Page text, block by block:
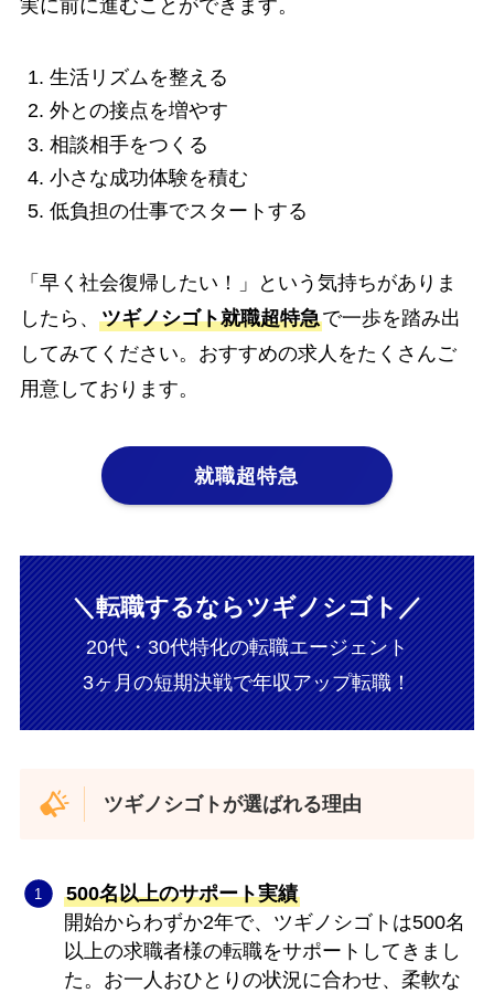
実に前に進むことができます。
生活リズムを整える
外との接点を増やす
相談相手をつくる
小さな成功体験を積む
低負担の仕事でスタートする
「早く社会復帰したい！」という気持ちがありま
したら、 ツギノシゴト就職超特急で一歩を踏み出
してみてください。おすすめの求人をたくさんご
用意しております。
就職超特急
＼転職するならツギノシゴト／
20代・30代特化の転職エージェント
3ヶ月の短期決戦で年収アップ転職！
ツギノシゴトが選ばれる理由
500名以上のサポート実績
開始からわずか2年で、ツギノシゴトは500名
以上の求職者様の転職をサポートしてきまし
た。お一人おひとりの状況に合わせ、柔軟な